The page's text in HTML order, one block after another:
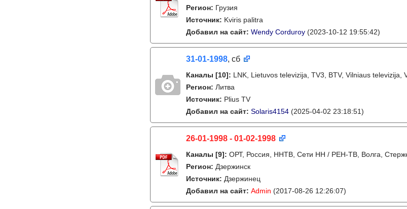
Регион: Грузия
Источник: Kviris palitra
Добавил на сайт: Wendy Corduroy (2023-10-12 19:55:42)
31-01-1998, сб
Каналы [10]: LNK, Lietuvos televizija, TV3, BTV, Vilniaus televizija,
Регион: Литва
Источник: Plius TV
Добавил на сайт: Solaris4154 (2025-04-02 23:18:51)
26-01-1998 - 01-02-1998
Каналы [9]: ОРТ, Россия, ННТВ, Сети НН / РЕН-ТВ, Волга,
Регион: Дзержинск
Источник: Дзержинец
Добавил на сайт: Admin (2017-08-26 12:26:07)